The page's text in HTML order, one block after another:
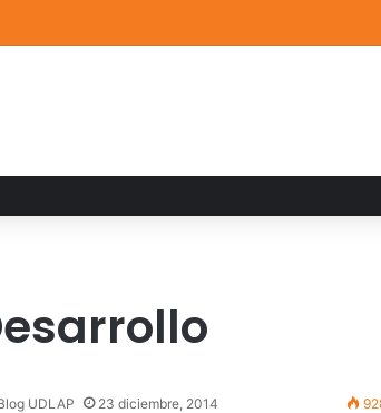
el cierre del Curso de Verano de Escuelas Aztecas
UDLAP 23 diciembre, 2014